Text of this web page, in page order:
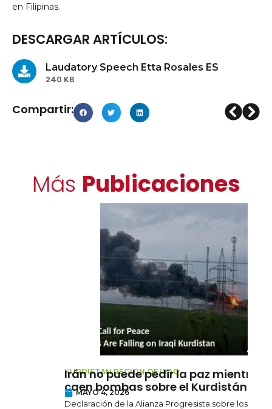
en Filipinas.
DESCARGAR ARTÍCULOS:
Laudatory Speech Etta Rosales ES
240 KB
Compartir:
Más Publicaciones
KURDISTAN REGION OF IRAQ
Irán no puede pedir la paz mientras
caen bombas sobre el Kurdistán iraquí
MAYO 4, 2026
Declaración de la Alianza Progresista sobre los